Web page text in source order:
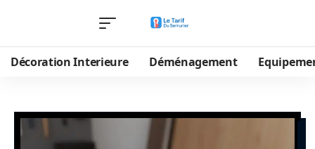
Décoration Interieure Déménagement